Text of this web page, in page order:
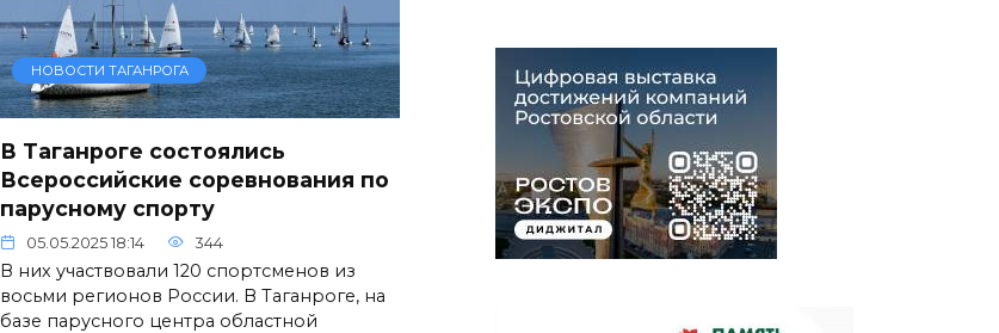
НОВОСТИ ТАГАНРОГА
В Таганроге состоялись
Всероссийские соревнования по
парусному спорту
05.05.2025 18:14 344
В них участвовали 120 спортсменов из
восьми регионов России. В Таганроге, на
базе парусного центра областной